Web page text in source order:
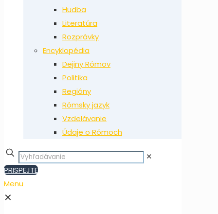
Hudba
Literatúra
Rozprávky
Encyklopédia
Dejiny Rómov
Politika
Regióny
Rómsky jazyk
Vzdelávanie
Údaje o Rómoch
✕
PRISPEJTE
Menu
✕